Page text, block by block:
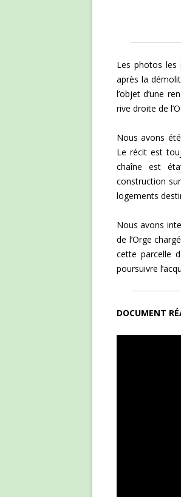
Les photos les
après la
l’objet d’une
rive droite de
Nous avons
Le récit est
chaîne est
construction
logements
Nous avons
de l’Orge
cette parcelle
poursuivre
DOCUMENT